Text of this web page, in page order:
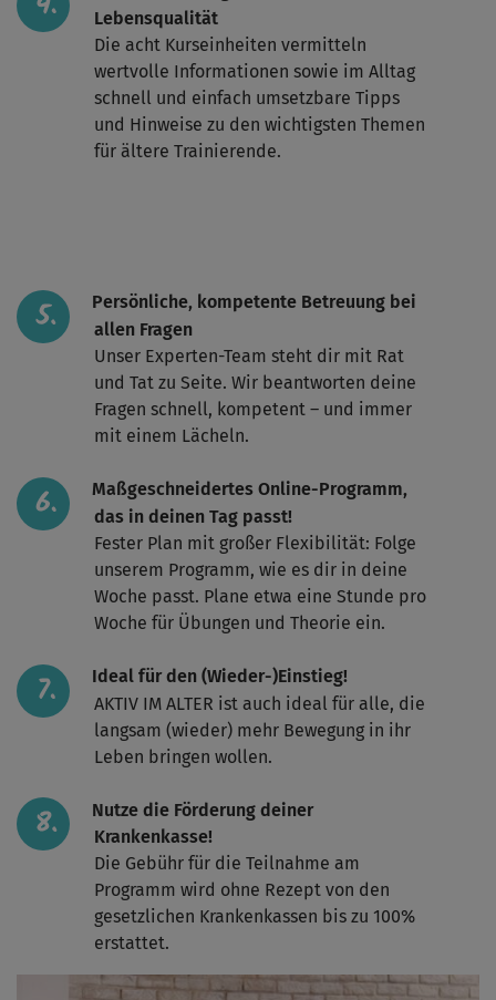
Lebensqualität
Die acht Kurseinheiten vermitteln
wertvolle Informationen sowie im Alltag
schnell und einfach umsetzbare Tipps
und Hinweise zu den wichtigsten Themen
für ältere Trainierende.
Persönliche, kompetente Betreuung bei
allen Fragen
Unser Experten-Team steht dir mit Rat
und Tat zu Seite. Wir beantworten deine
Fragen schnell, kompetent – und immer
mit einem Lächeln.
Maßgeschneidertes Online-Programm,
das in deinen Tag passt!
Fester Plan mit großer Flexibilität: Folge
unserem Programm, wie es dir in deine
Woche passt. Plane etwa eine Stunde pro
Woche für Übungen und Theorie ein.
Ideal für den (Wieder-)Einstieg!
AKTIV IM ALTER ist auch ideal für alle, die
langsam (wieder) mehr Bewegung in ihr
Leben bringen wollen.
Nutze die Förderung deiner
Krankenkasse!
Die Gebühr für die Teilnahme am
Programm wird ohne Rezept von den
gesetzlichen Krankenkassen bis zu 100%
erstattet.